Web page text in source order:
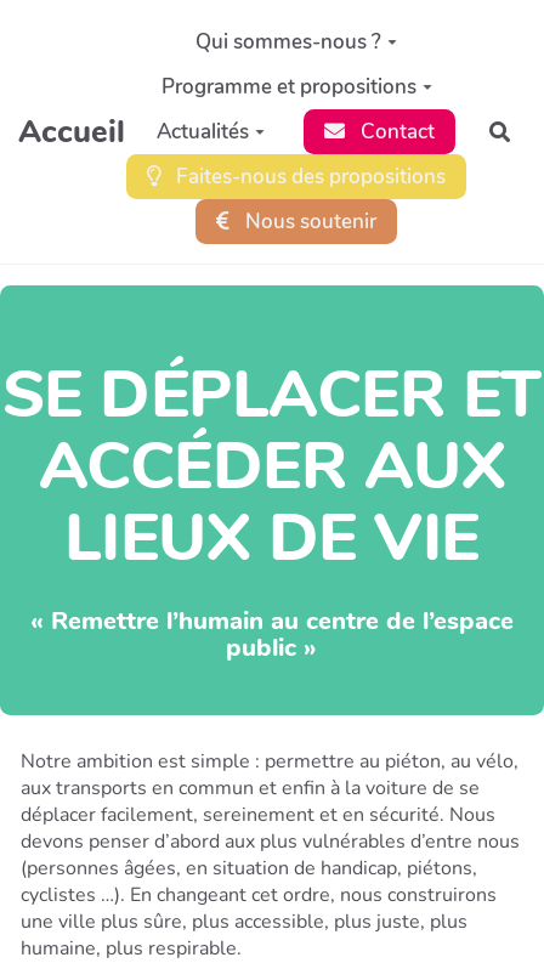
Aller au contenu principal
Accueil
Qui sommes-nous ?
Programme et propositions
Actualités
Contact
Faites-nous des propositions
Nous soutenir
SE DÉPLACER ET
ACCÉDER AUX
LIEUX DE VIE
« Remettre l’humain au centre de l’espace
public »
Notre ambition est simple : permettre au piéton, au vélo,
aux transports en commun et enfin à la voiture de se
déplacer facilement, sereinement et en sécurité. Nous
devons penser d’abord aux plus vulnérables d’entre nous
(personnes âgées, en situation de handicap, piétons,
cyclistes …). En changeant cet ordre, nous construirons
une ville plus sûre, plus accessible, plus juste, plus
humaine, plus respirable.